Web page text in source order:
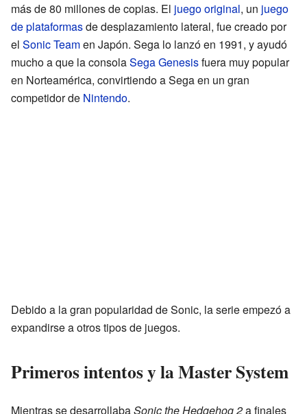
más de 80 millones de copias. El juego original, un juego
de plataformasde desplazamiento lateral, fue creado por
el Sonic Teamen Japón. Sega lo lanzó en 1991, y ayudó
mucho a que la consolaSega Genesisfuera muy popular
en Norteamérica, convirtiendo a Sega en un gran
competidor de Nintendo.
Debido a la gran popularidad de Sonic, la serie empezó a
expandirse a otros tipos de juegos.
Primeros intentos y la Master System
Mientras se desarrollabaSonic the Hedgehog 2a finales